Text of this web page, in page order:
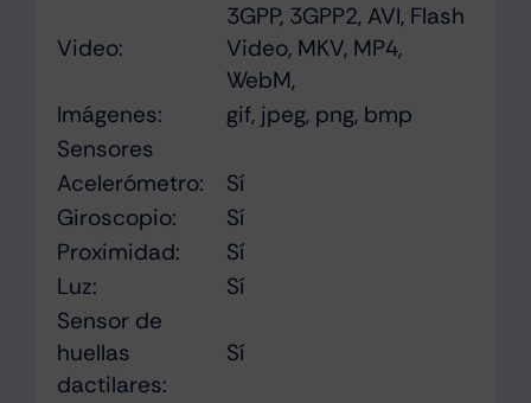
Video:
3GPP, 3GPP2, AVI, Flash
Video, MKV, MP4,
WebM,
Imágenes:
gif, jpeg, png, bmp
Sensores
Acelerómetro:
Sí
Giroscopio:
Sí
Proximidad:
Sí
Luz:
Sí
Sensor de
huellas
dactilares:
Sí